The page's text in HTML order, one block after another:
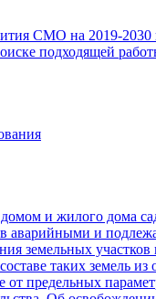
СМО на 2019-2030
подходящей
и жилого дома
и
земельных участков
таких земель
предельных